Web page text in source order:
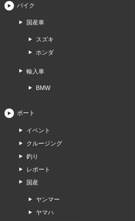
バイク
国産車
スズキ
ホンダ
輸入車
BMW
ボート
イベント
クルージング
釣り
レポート
国産
ヤンマー
ヤマハ